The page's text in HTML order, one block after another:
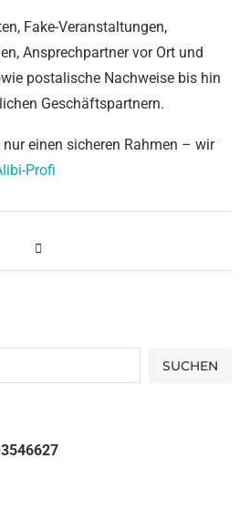
Fake-Veranstaltungen,
Ansprechpartner vor Ort und
postalische Nachweise bis hin
Geschäftspartnern.
einen sicheren Rahmen – wir
Profi
SUCHEN